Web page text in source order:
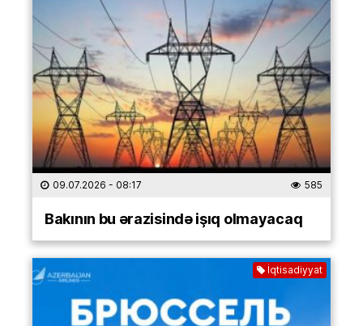
09.07.2026 - 08:17 585
Bakının bu ərazisində işıq olmayacaq
İqtisadiyyat